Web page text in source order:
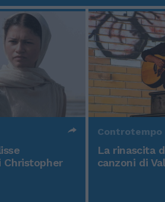
Christopher
Controtempo
La rinascita
canzoni di